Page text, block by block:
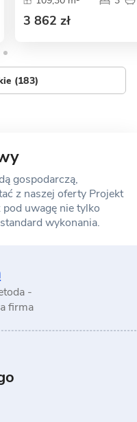
3 862 zł
(183)
gospodarczą,
z naszej oferty Projekt
uwagę nie tylko
wykonania.
-
firma